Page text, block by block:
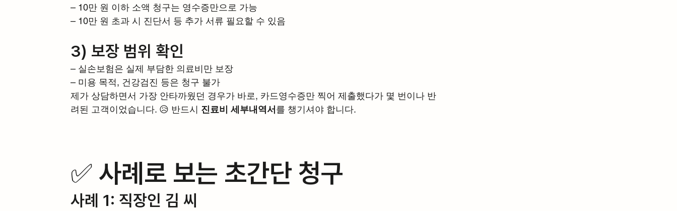
– 10만 원 이하 소액 청구는 영수증만으로 가능
– 10만 원 초과 시 진단서 등 추가 서류 필요할 수 있음
3) 보장 범위 확인
– 실손보험은 실제 부담한 의료비만 보장
– 미용 목적, 건강검진 등은 청구 불가
제가 상담하면서 가장 안타까웠던 경우가 바로, 카드영수증만 찍어 제출했다가 몇 번이나 반
려된 고객이었습니다. 😥 반드시 진료비 세부내역서를 챙기셔야 합니다.
✅ 사례로 보는 초간단 청구
사례 1: 직장인 김 씨